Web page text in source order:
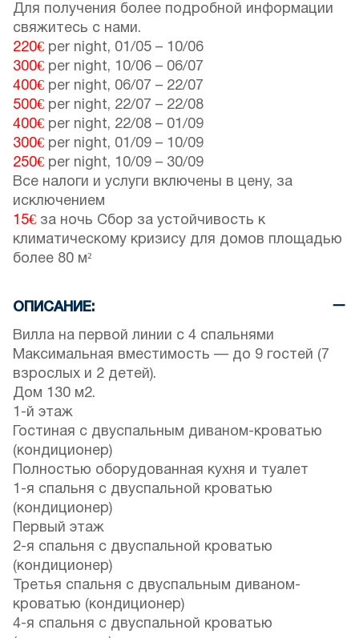
Для получения более подробной информации
свяжитесь с нами.
220€ per night, 01/05 – 10/06
300€ per night, 10/06 – 06/07
400€ per night, 06/07 – 22/07
500€ per night, 22/07 – 22/08
400€ per night, 22/08 – 01/09
300€ per night, 01/09 – 10/09
250€ per night, 10/09 – 30/09
Все налоги и услуги включены в цену, за
исключением
15€ за ночь Сбор за устойчивость к
климатическому кризису для домов площадью
более 80 м²
ОПИСАНИЕ:
Вилла на первой линии с 4 спальнями
Максимальная вместимость — до 9 гостей (7
взрослых и 2 детей).
Дом 130 м2.
1-й этаж
Гостиная с двуспальным диваном-кроватью
(кондиционер)
Полностью оборудованная кухня и туалет
1-я спальня с двуспальной кроватью
(кондиционер)
Первый этаж
2-я спальня с двуспальной кроватью
(кондиционер)
Третья спальня с двуспальным диваном-
кроватью (кондиционер)
4-я спальня с двуспальной кроватью